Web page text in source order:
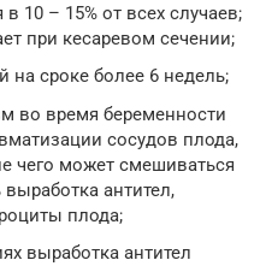
в 10 – 15% от всех случаев;
при кесаревом сечении;
сроке более 6 недель;
во время беременности
сосудов плода,
чего может смешиваться
антител,
плода;
выработка антител